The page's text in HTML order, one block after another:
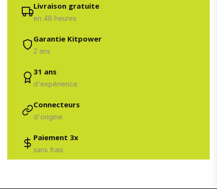
Livraison gratuite
en 48 heures
Garantie Kitpower
2 ans
31 ans
d'expérience
Connecteurs
d'origine
Paiement 3x
sans frais